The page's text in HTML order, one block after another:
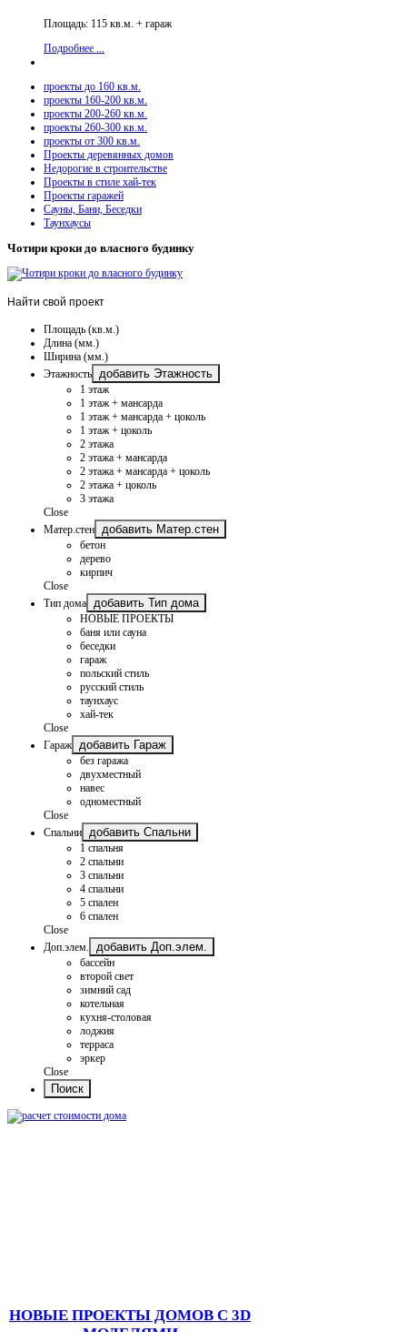
Площадь: 115 кв.м. + гараж
Подробнее ...
проекты до 160 кв.м.
проекты 160-200 кв.м.
проекты 200-260 кв.м.
проекты 260-300 кв.м.
проекты от 300 кв.м.
Проекты деревянных домов
Недорогие в строительстве
Проекты в стиле хай-тек
Проекты гаражей
Сауны, Бани, Беседки
Таунхаусы
Чотири кроки до власного будинку
Найти свой проект
Площадь (кв.м.)
Длина (мм.)
Ширина (мм.)
Этажность
добавить Этажность
1 этаж
1 этаж + мансарда
1 этаж + мансарда + цоколь
1 этаж + цоколь
2 этажа
2 этажа + мансарда
2 этажа + мансарда + цоколь
2 этажа + цоколь
3 этажа
Close
Матер.стен
добавить Матер.стен
бетон
дерево
кирпич
Close
Тип дома
добавить Тип дома
НОВЫЕ ПРОЕКТЫ
баня или сауна
беседки
гараж
польский стиль
русский стиль
таунхаус
хай-тек
Close
Гараж
добавить Гараж
без гаража
двухместный
навес
одноместный
Close
Спальни
добавить Спальни
1 спальня
2 спальни
3 спальни
4 спальни
5 спален
6 спален
Close
Доп.элем.
добавить Доп.элем.
бассейн
второй свет
зимний сад
котельная
кухня-столовая
лоджия
терраса
эркер
Close
НОВЫЕ ПРОЕКТЫ ДОМОВ С 3D